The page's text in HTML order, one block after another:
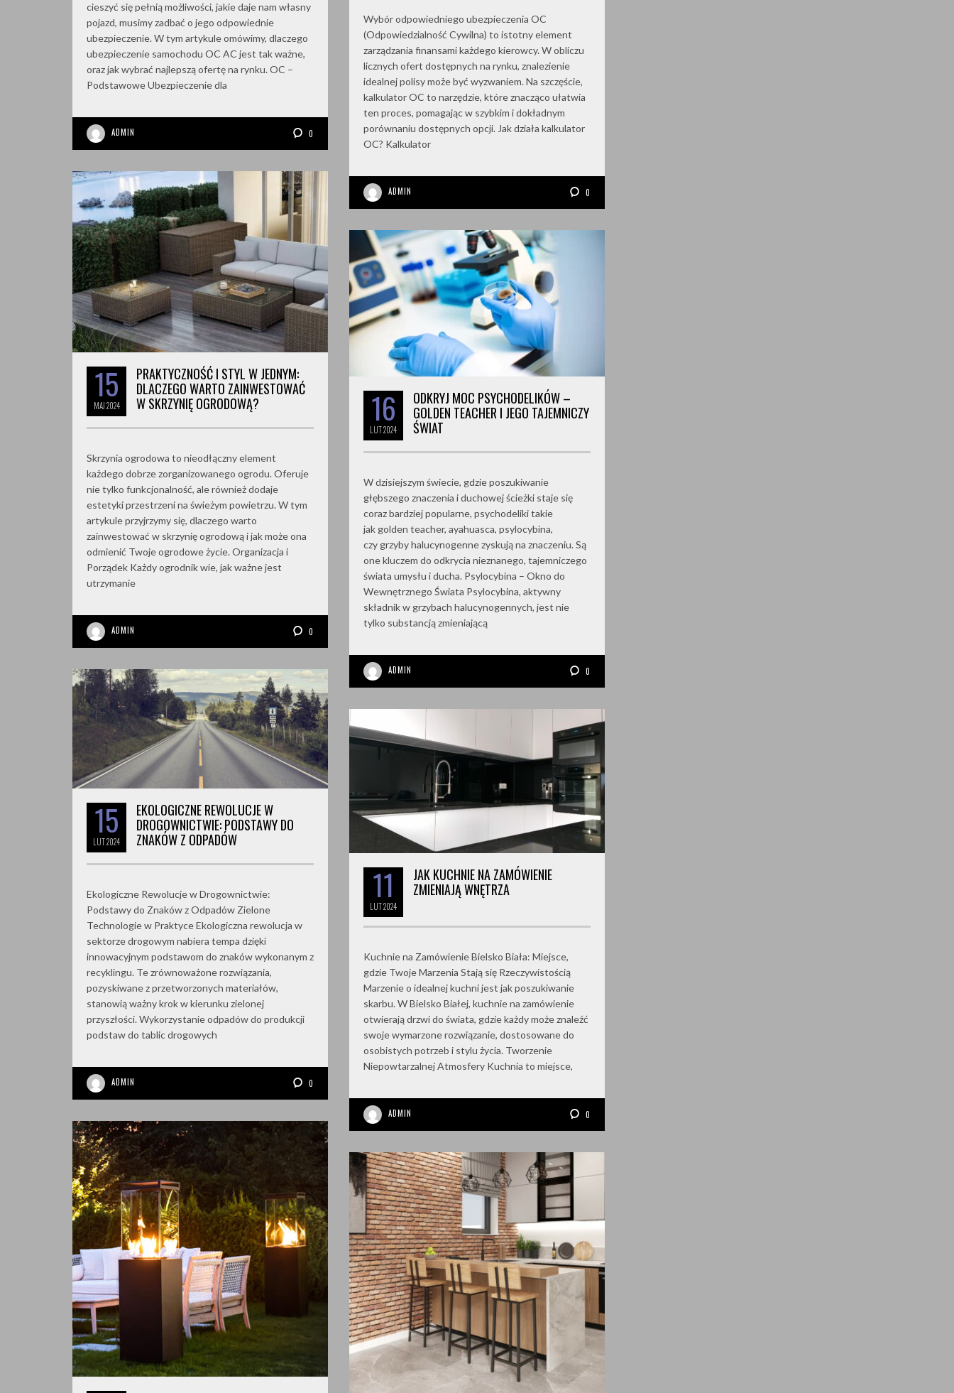
cieszyć się pełnią możliwości, jakie daje nam własny
pojazd, musimy zadbać o jego odpowiednie
ubezpieczenie. W tym artykule omówimy, dlaczego
ubezpieczenie samochodu OC AC jest tak ważne,
oraz jak wybrać najlepszą ofertę na rynku. OC –
Podstawowe Ubezpieczenie dla
ADMIN 0
Wybór odpowiedniego ubezpieczenia OC
(Odpowiedzialność Cywilna) to istotny element
zarządzania finansami każdego kierowcy. W obliczu
licznych ofert dostępnych na rynku, znalezienie
idealnej polisy może być wyzwaniem. Na szczęście,
kalkulator OC to narzędzie, które znacząco ułatwia
ten proces, pomagając w szybkim i dokładnym
porównaniu dostępnych opcji. Jak działa kalkulator
OC? Kalkulator
ADMIN 0
15
MAJ2024
PRAKTYCZNOŚĆ I STYL W JEDNYM:
DLACZEGO WARTO ZAINWESTOWAĆ
W SKRZYNIĘ OGRODOWĄ?
Skrzynia ogrodowa to nieodłączny element
każdego dobrze zorganizowanego ogrodu. Oferuje
nie tylko funkcjonalność, ale również dodaje
estetyki przestrzeni na świeżym powietrzu. W tym
artykule przyjrzymy się, dlaczego warto
zainwestować w skrzynię ogrodową i jak może ona
odmienić Twoje ogrodowe życie. Organizacja i
Porządek Każdy ogrodnik wie, jak ważne jest
utrzymanie
ADMIN 0
16
LUT2024
ODKRYJ MOC PSYCHODELIKÓW –
GOLDEN TEACHER I JEGO TAJEMNICZY
ŚWIAT
W dzisiejszym świecie, gdzie poszukiwanie
głębszego znaczenia i duchowej ścieżki staje się
coraz bardziej popularne, psychodeliki takie
jak golden teacher, ayahuasca, psylocybina,
czy grzyby halucynogenne zyskują na znaczeniu. Są
one kluczem do odkrycia nieznanego, tajemniczego
świata umysłu i ducha. Psylocybina – Okno do
Wewnętrznego Świata Psylocybina, aktywny
składnik w grzybach halucynogennych, jest nie
tylko substancją zmieniającą
ADMIN 0
15
LUT2024
EKOLOGICZNE REWOLUCJE W
DROGOWNICTWIE: PODSTAWY DO
ZNAKÓW Z ODPADÓW
Ekologiczne Rewolucje w Drogownictwie:
Podstawy do Znaków z Odpadów Zielone
Technologie w Praktyce Ekologiczna rewolucja w
sektorze drogowym nabiera tempa dzięki
innowacyjnym podstawom do znaków wykonanym z
recyklingu. Te zrównoważone rozwiązania,
pozyskiwane z przetworzonych materiałów,
stanowią ważny krok w kierunku zielonej
przyszłości. Wykorzystanie odpadów do produkcji
podstaw do tablic drogowych
ADMIN 0
11
LUT2024
JAK KUCHNIE NA ZAMÓWIENIE
ZMIENIAJĄ WNĘTRZA
Kuchnie na Zamówienie Bielsko Biała: Miejsce,
gdzie Twoje Marzenia Stają się Rzeczywistością
Marzenie o idealnej kuchni jest jak poszukiwanie
skarbu. W Bielsko Białej, kuchnie na zamówienie
otwierają drzwi do świata, gdzie każdy może znaleźć
swoje wymarzone rozwiązanie, dostosowane do
osobistych potrzeb i stylu życia. Tworzenie
Niepowtarzalnej Atmosfery Kuchnia to miejsce,
ADMIN 0